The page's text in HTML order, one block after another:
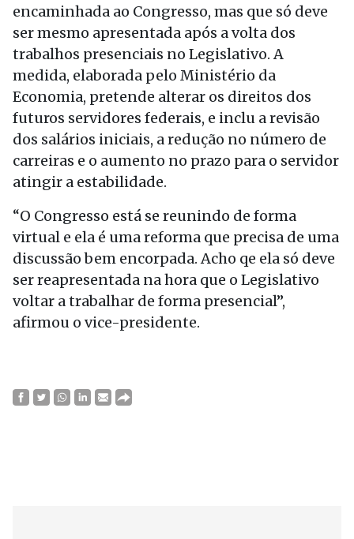
encaminhada ao Congresso, mas que só deve
ser mesmo apresentada após a volta dos
trabalhos presenciais no Legislativo. A
medida, elaborada pelo Ministério da
Economia, pretende alterar os direitos dos
futuros servidores federais, e inclu a revisão
dos salários iniciais, a redução no número de
carreiras e o aumento no prazo para o servidor
atingir a estabilidade.
“O Congresso está se reunindo de forma
virtual e ela é uma reforma que precisa de uma
discussão bem encorpada. Acho qe ela só deve
ser reapresentada na hora que o Legislativo
voltar a trabalhar de forma presencial”,
afirmou o vice-presidente.